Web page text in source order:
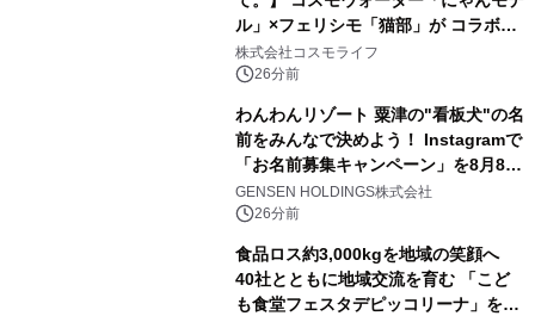
ル」×フェリシモ「猫部」が コラボキ
ャンペーンを実施
株式会社コスモライフ
26分前
わんわんリゾート 粟津の"看板犬"の名
前をみんなで決めよう！ Instagramで
「お名前募集キャンペーン」を8月8日
(土)より開催
GENSEN HOLDINGS株式会社
26分前
食品ロス約3,000kgを地域の笑顔へ
40社とともに地域交流を育む 「こど
も食堂フェスタデピッコリーナ」を9